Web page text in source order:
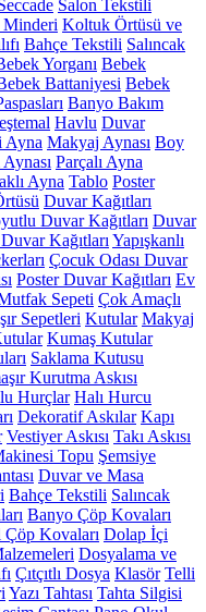
Salon Tekstili
Minderi Koltuk Örtüsü ve
Bahçe Tekstili Salıncak
Yorganı Bebek
Battaniyesi Bebek
Banyo Bakım
Havlu Duvar
Ayna Makyaj Aynası Boy
Parçalı Ayna
Ayna Tablo Poster
Duvar Kağıtları
Duvar Kağıtları Duvar
Kağıtları Yapışkanlı
Çocuk Odası Duvar
Poster Duvar Kağıtları Ev
Sepeti Çok Amaçlı
Sepetleri Kutular Makyaj
Kumaş Kutular
Saklama Kutusu
Kurutma Askısı
Hurçlar Halı Hurcu
Dekoratif Askılar Kapı
Vestiyer Askısı Takı Askısı
Topu Şemsiye
Duvar ve Masa
Bahçe Tekstili Salıncak
Banyo Çöp Kovaları
Kovaları Dolap İçi
Dosyalama ve
Çıtçıtlı Dosya Klasör Telli
Yazı Tahtası Tahta Silgisi